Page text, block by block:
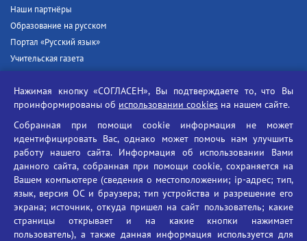
Наши партнёры
Образование на русском
Портал «Русский язык»
Учительская газета
Единый портал государственных услуг
Противодействие угрозам информационной безопасности
Социальные ролики - Генеральная прокуратура РФ
Противодействие коррупции
БГУ против наркотиков
Брянский государственный университет
имени академика И.Г. Петровского
Время работы: пн-пт 09:00-18:00
Нажимая кнопку «СОГЛАСЕН», Вы подтверждаете то, что Вы
проинформированы об использовании cookies на нашем сайте.
Собранная при помощи cookie информация не может
идентифицировать Вас, однако может помочь нам улучшить
работу нашего сайта. Информация об использовании Вами
данного сайта, собранная при помощи cookie, сохраняется на
Вашем компьютере (сведения о местоположении; ip-адрес; тип,
язык, версия ОС и браузера; тип устройства и разрешение его
экрана; источник, откуда пришел на сайт пользователь; какие
страницы открывает и на какие кнопки нажимает
пользователь), а также данная информация используется для